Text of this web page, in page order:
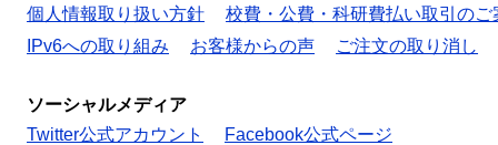
個人情報取り扱い方針
校費・公費・科研費払い取引のご
IPv6への取り組み
お客様からの声 ご注文の取り消し
ソーシャルメディア
Twitter公式アカウント
Facebook公式ページ